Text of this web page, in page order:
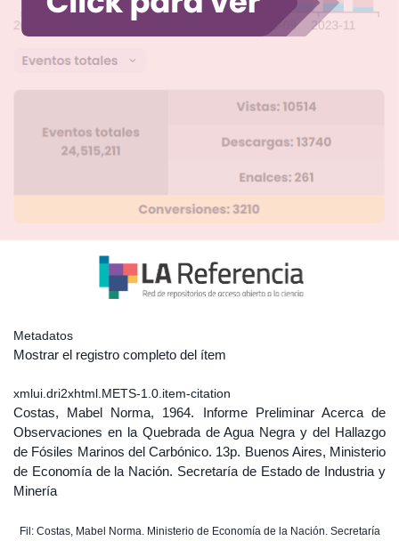
Metadatos
Mostrar el registro completo del ítem
xmlui.dri2xhtml.METS-1.0.item-citation
Costas, Mabel Norma, 1964. Informe Preliminar Acerca de
Observaciones en la Quebrada de Agua Negra y del Hallazgo
de Fósiles Marinos del Carbónico. 13p. Buenos Aires, Ministerio
de Economía de la Nación. Secretaría de Estado de Industria y
Minería
Fil: Costas, Mabel Norma. Ministerio de Economía de la Nación. Secretaría